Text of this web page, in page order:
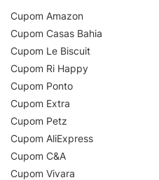
Cupom Amazon
Cupom Casas Bahia
Cupom Le Biscuit
Cupom Ri Happy
Cupom Ponto
Cupom Extra
Cupom Petz
Cupom AliExpress
Cupom C&A
Cupom Vivara